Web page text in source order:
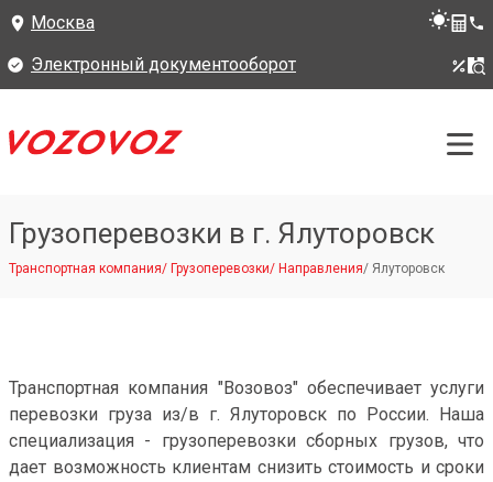
Москва
Электронный документооборот
Грузоперевозки в г. Ялуторовск
Транспортная компания/ Грузоперевозки/ Направления/ Ялуторовск
Транспортная компания "Возовоз" обеспечивает услуги
перевозки груза из/в г. Ялуторовск по России. Наша
специализация - грузоперевозки сборных грузов, что
дает возможность клиентам снизить стоимость и сроки